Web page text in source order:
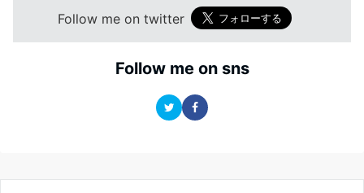
Follow me on twitter
Follow me on sns